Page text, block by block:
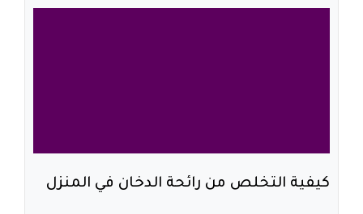
كيفية التخلص من رائحة الدخان في المنزل